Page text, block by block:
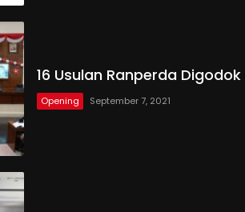
16 Usulan Ranperda Digodok
Opening September 7, 2021